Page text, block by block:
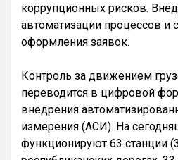
коррупционных рисков.
автоматизации процессов и
оформления заявок.
Контроль за движением
переводится в цифровой
внедрения
измерения (АСИ). На
функционируют 63 станции